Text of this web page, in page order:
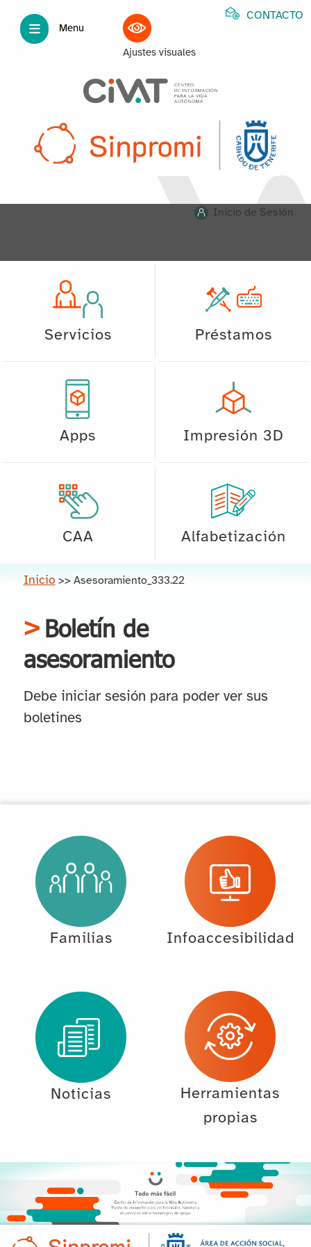
Menu
Ajustes visuales
CONTACTO
Inicio de Sesión
Servicios Préstamos
Apps Impresión 3D
CAA Alfabetización
Inicio >> Asesoramiento_333.22
Boletín de
asesoramiento
Debe iniciar sesión para poder ver sus
boletines
Familias Infoaccesibilidad
Noticias
Herramientas
propias